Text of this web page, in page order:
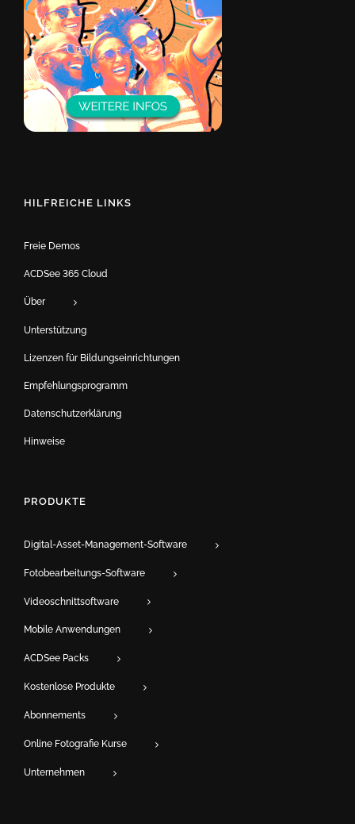
HILFREICHE LINKS
Freie Demos
ACDSee 365 Cloud
Über
Unterstützung
Lizenzen für Bildungseinrichtungen
Empfehlungsprogramm
Datenschutzerklärung
Hinweise
PRODUKTE
Digital-Asset-Management-Software
Fotobearbeitungs-Software
Videoschnittsoftware
Mobile Anwendungen
ACDSee Packs
Kostenlose Produkte
Abonnements
Online Fotografie Kurse
Unternehmen